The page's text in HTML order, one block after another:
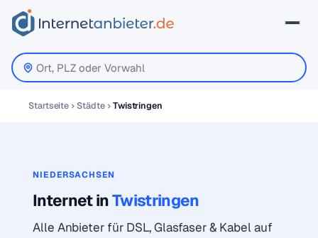
Startseite Städte Twistringen
NIEDERSACHSEN
Internet inTwistringen
Alle Anbieter für DSL, Glasfaser & Kabel auf